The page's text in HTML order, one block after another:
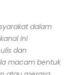
dalam
ini
dan
macam bentuk